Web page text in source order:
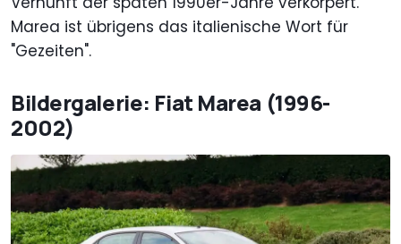
Marea ist übrigens das italienische Wort für
"Gezeiten".
Bildergalerie: Fiat Marea (1996-
2002)